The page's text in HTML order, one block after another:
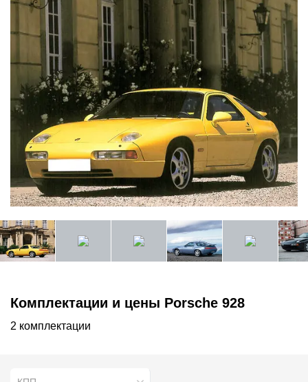
Комплектации и цены Porsche 928
2 комплектации